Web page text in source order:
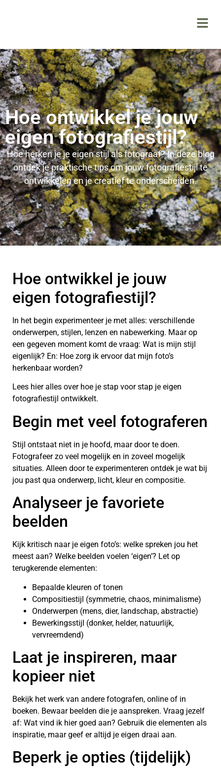
Hoe ontwikkel je jouw
eigen fotografiestijl?
Hoe herken je je eigen stijl als fotograaf? In deze blog
ontdek je praktische tips om jouw fotografiestijl te
ontwikkelen en je creatief te onderscheiden.
Hoe ontwikkel je jouw
eigen fotografiestijl?
In het begin experimenteer je met alles: verschillende
onderwerpen, stijlen, lenzen en nabewerking. Maar op
een gegeven moment komt de vraag: Wat is mijn stijl
eigenlijk? En: Hoe zorg ik ervoor dat mijn foto’s
herkenbaar worden?
Lees hier alles over hoe je stap voor stap je eigen
fotografiestijl ontwikkelt.
Begin met veel fotograferen
Stijl ontstaat niet in je hoofd, maar door te doen.
Fotografeer zo veel mogelijk en in zoveel mogelijk
situaties. Alleen door te experimenteren ontdek je wat bij
jou past qua onderwerp, licht, kleur en compositie.
Analyseer je favoriete
beelden
Kijk kritisch naar je eigen foto’s: welke spreken jou het
meest aan? Welke beelden voelen ‘eigen’? Let op
terugkerende elementen:
Bepaalde kleuren of tonen
Compositiestijl (symmetrie, chaos, minimalisme)
Onderwerpen (mens, dier, landschap, abstractie)
Bewerkingsstijl (donker, helder, natuurlijk,
vervreemdend)
Laat je inspireren, maar
kopieer niet
Bekijk het werk van andere fotografen, online of in
boeken. Bewaar beelden die je aanspreken. Vraag jezelf
af: Wat vind ik hier goed aan? Gebruik die elementen als
inspiratie, maar geef er altijd je eigen draai aan.
Beperk je opties (tijdelijk)